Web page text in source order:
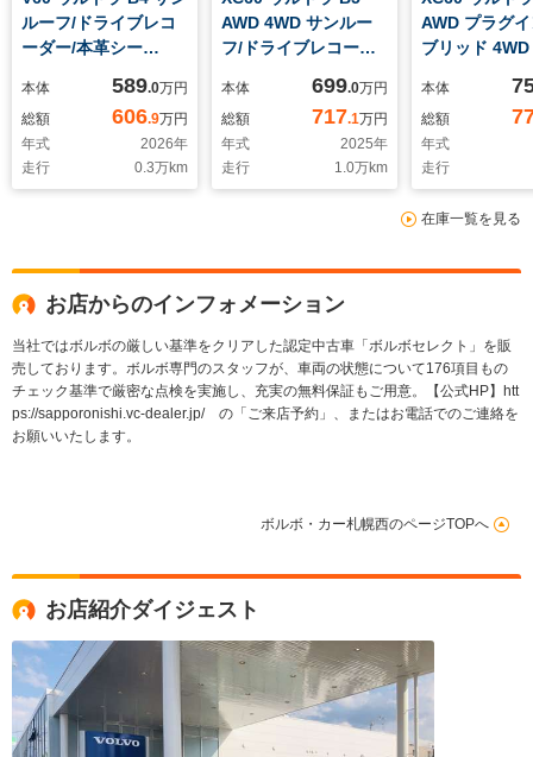
ルーフ/ドライブレコ
ーダー/本革シー
本体 589.0万円
総額
606.9万円
年式
2026年
走行
0.3万km
AWD 4WD サンルー
フ/ドライブレコーダ
ウンド
本体 699.0万円
総額
717.1万円
年式
2025年
走行
1.0万km
AWD プラグ
ブリッド
ーダー/サンル
革シート/
ド
本体
総額
年式
走行
在庫一覧を見る
お店からのインフォメーション
当社ではボルボの厳しい基準をクリアした認定中古車「ボルボセレクト」を販
売しております。ボルボ専門のスタッフが、車両の状態について176項目もの
チェック基準で厳密な点検を実施し、充実の無料保証もご用意。【公式HP】htt
ps://sapporonishi.vc-dealer.jp/ の「ご来店予約」、またはお電話でのご連絡を
お願いいたします。
ボルボ・カー札幌西のページTOPへ
お店紹介ダイジェスト